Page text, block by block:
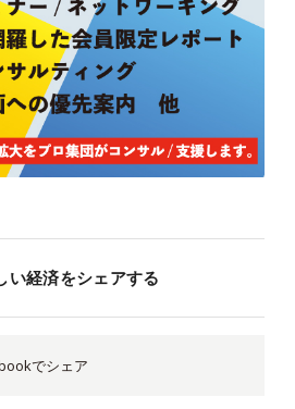
い経済をシェアする
でシェア